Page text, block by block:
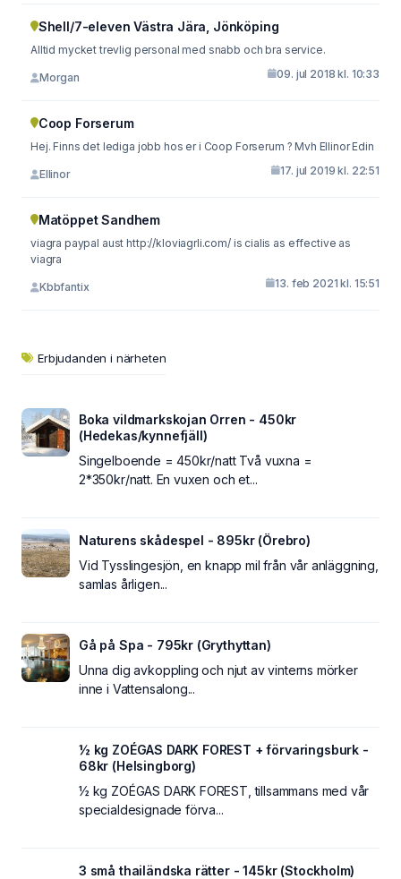
Shell/7-eleven Västra Jära, Jönköping
Alltid mycket trevlig personal med snabb och bra service.
Morgan 09. jul 2018 kl. 10:33
Coop Forserum
Hej. Finns det lediga jobb hos er i Coop Forserum ? Mvh Ellinor Edin
Ellinor 17. jul 2019 kl. 22:51
Matöppet Sandhem
viagra paypal aust http://kloviagrli.com/ is cialis as effective as
viagra
Kbbfantix 13. feb 2021 kl. 15:51
Erbjudanden i närheten
Boka vildmarkskojan Orren - 450kr
(Hedekas/kynnefjäll)
Singelboende = 450kr/natt Två vuxna =
2*350kr/natt. En vuxen och et...
Naturens skådespel - 895kr (Örebro)
Vid Tysslingesjön, en knapp mil från vår anläggning,
samlas årligen...
Gå på Spa - 795kr (Grythyttan)
Unna dig avkoppling och njut av vinterns mörker
inne i Vattensalong...
½ kg ZOÉGAS DARK FOREST + förvaringsburk -
68kr (Helsingborg)
½ kg ZOÉGAS DARK FOREST, tillsammans med vår
specialdesignade förva...
3 små thailändska rätter - 145kr (Stockholm)